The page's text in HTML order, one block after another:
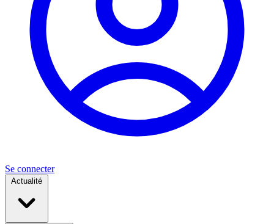
Se connecter
Actualité